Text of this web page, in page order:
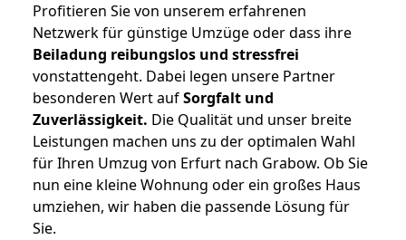
Profitieren Sie von unserem erfahrenen
Netzwerk für günstige Umzüge oder dass ihre
Beiladung reibungslos und stressfrei
vonstattengeht. Dabei legen unsere Partner
besonderen Wert aufSorgfalt und
Zuverlässigkeit. Die Qualität und unser breite
Leistungen machen uns zu der optimalen Wahl
für Ihren Umzug von Erfurt nach Grabow. Ob Sie
nun eine kleine Wohnung oder ein großes Haus
umziehen, wir haben die passende Lösung für
Sie.